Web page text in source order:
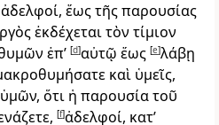
ἕως τῆς παρουσίας
ἐκδέχεται τὸν τίμιον
ἐπ’ [d]αὐτῷ ἕως [e]λάβῃ
καὶ ὑμεῖς,
ὅτι ἡ παρουσία τοῦ
[f]ἀδελφοί, κατ’